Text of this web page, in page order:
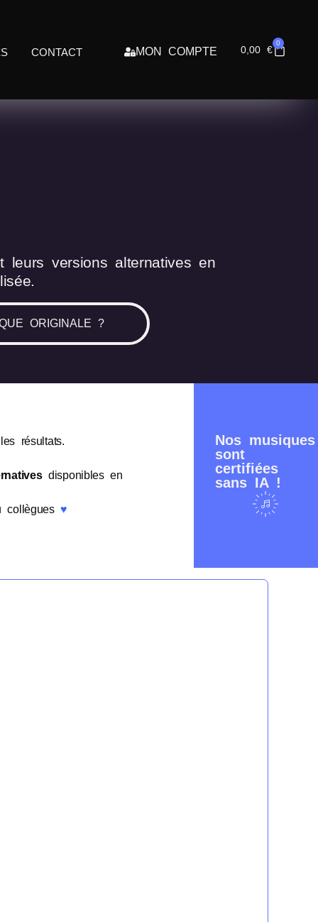
CONTACT MON COMPTE 0,00 €
0
versions alternatives en
ORIGINALE ?
résultats.
disponibles en
collègues♥
Nos musiques
sont
certifiées
sans IA !